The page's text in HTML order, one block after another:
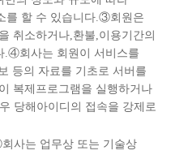
를 할 수 있습니다.③회원은
취소하거나,환불,이용기간의
.④회사는 회원이 서비스를
등의 자료를 기초로 서버를
복제프로그램을 실행하거나
당해아이디의 접속을 강제로
사는 업무상 또는 기술상